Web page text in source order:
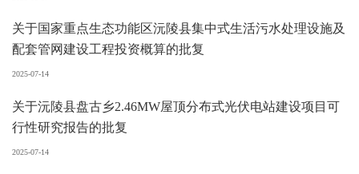
关于国家重点生态功能区沅陵县集中式生活污水处理设施及
配套管网建设工程投资概算的批复
2025-07-14
关于沅陵县盘古乡2.46MW屋顶分布式光伏电站建设项目可
行性研究报告的批复
2025-07-14